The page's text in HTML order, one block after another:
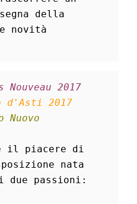
della
novità
2017
d'Asti 2017
Nuovo
il piacere di
nata
due passioni: